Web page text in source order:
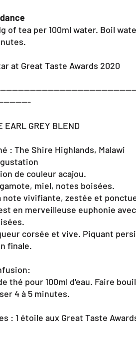
of tea per 100ml water. Boil
at Great Taste Awards 2020
EARL GREY BLEND
: The Shire Highlands, Malawi
de couleur acajou.
miel, notes boisées.
note vivifiante, zestée et
en merveilleuse euphonie
corsée et vive. Piquant
finale.
thé pour 100ml d'eau. Faire
4 à 5 minutes.
: 1 étoile aux Great Taste